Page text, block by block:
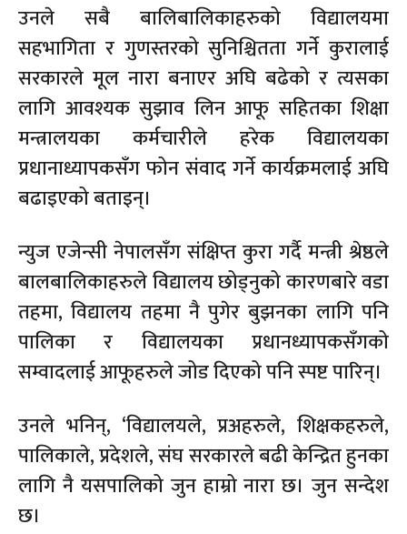
उनले सबै बालिबालिकाहरुको विद्यालयमा
सहभागिता र गुणस्तरको सुनिश्चितता गर्ने कुरालाई
सरकारले मूल नारा बनाएर अघि बढेको र त्यसका
लागि आवश्यक सुझाव लिन आफू सहितका शिक्षा
मन्त्रालयका कर्मचारीले हरेक विद्यालयका
प्रधानाध्यापकसँग फोन संवाद गर्ने कार्यक्रमलाई अघि
बढाइएको बताइन्।
न्युज एजेन्सी नेपालसँग संक्षिप्त कुरा गर्दै मन्त्री श्रेष्ठले
बालबालिकाहरुले विद्यालय छोड्नुको कारणबारे वडा
तहमा, विद्यालय तहमा नै पुगेर बुझनका लागि पनि
पालिका र विद्यालयका प्रधानध्यापकसँगको
सम्वादलाई आफूहरुले जोड दिएको पनि स्पष्ट पारिन्।
उनले भनिन्, ‘विद्यालयले, प्रअहरुले, शिक्षकहरुले,
पालिकाले, प्रदेशले, संघ सरकारले बढी केन्द्रित हुनका
लागि नै यसपालिको जुन हाम्रो नारा छ। जुन सन्देश
छ।